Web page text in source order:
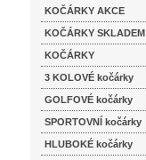
KOČÁRKY AKCE
KOČÁRKY SKLADEM
KOČÁRKY
3 KOLOVÉ kočárky
GOLFOVÉ kočárky
SPORTOVNÍ kočárky
HLUBOKÉ kočárky